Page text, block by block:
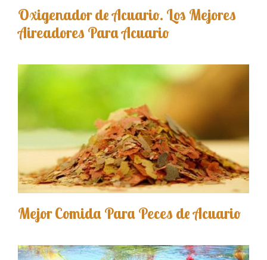
Oxigenador de Acuario. Los Mejores
Aireadores Para Acuario
Mejor Comida Para Peces de Acuario